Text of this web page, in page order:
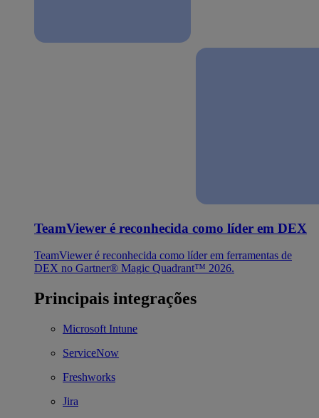
TeamViewer é reconhecida como líder em DEX
TeamViewer é reconhecida como líder em ferramentas de
DEX no Gartner® Magic Quadrant™ 2026.
Principais integrações
Microsoft Intune
ServiceNow
Freshworks
Jira